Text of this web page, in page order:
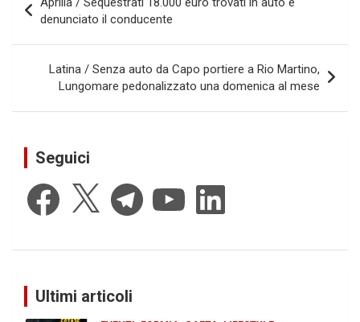
articoli
denunciato il conducente
Latina / Senza auto da Capo portiere a Rio Martino,
Lungomare pedonalizzato una domenica al mese
Seguici
Facebook Telegram YouTube LinkedIn
Ultimi articoli